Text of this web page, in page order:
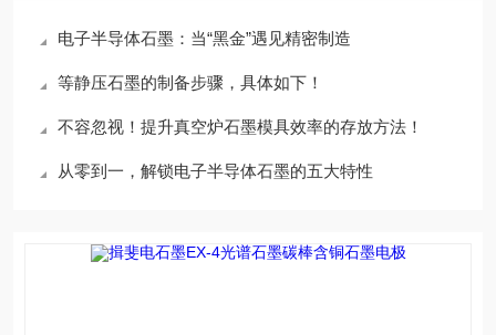
电子半导体石墨：当“黑金”遇见精密制造
等静压石墨的制备步骤，具体如下！
不容忽视！提升真空炉石墨模具效率的存放方法！
从零到一，解锁电子半导体石墨的五大特性